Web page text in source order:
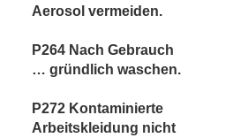
Aerosol vermeiden.
P264 Nach Gebrauch
… gründlich waschen.
P272 Kontaminierte
Arbeitskleidung nicht